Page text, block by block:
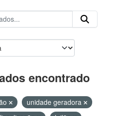
encontrado
unidade geradora